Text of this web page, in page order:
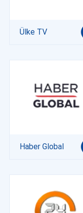
Ülke TV
Haber Global